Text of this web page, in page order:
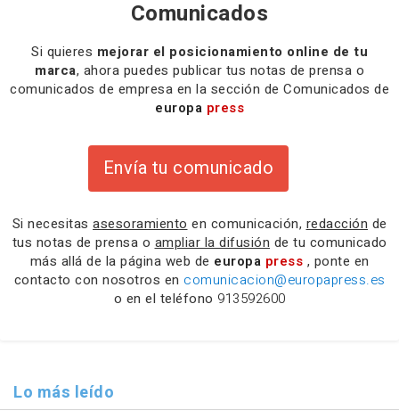
Comunicados
Si quieres mejorar el posicionamiento online de tu
marca, ahora puedes publicar tus notas de prensa o
comunicados de empresa en la sección de Comunicados de
europa press
Envía tu comunicado
Si necesitas asesoramiento en comunicación, redacción de
tus notas de prensa o ampliar la difusión de tu comunicado
más allá de la página web de europa press , ponte en
contacto con nosotros en comunicacion@europapress.es
o en el teléfono 913592600
Lo más leído